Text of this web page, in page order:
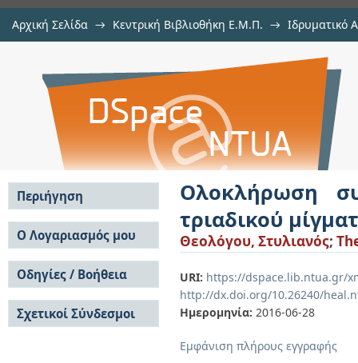
Αρχική Σελίδα → Κεντρική Βιβλιοθήκη Ε.Μ.Π. → Ιδρυματικό
Ολοκλήρωση συστημάτων
βιοδιυλιστηρίου μικροφύκης
Ολοκλήρωση
τριαδικού
Θεολόγου, Στυλιανός;
URI: https://dspace.lib.ntua.gr/
http://dx.doi.org/10.26240/
Ημερομηνία: 2016-06-28
Εμφάνιση πλήρους εγγραφής
Περιήγηση
Σε όλο το DSpace
Κοινότητες & Συλλογές
Ανά Ημερομηνία
Έκδοσης
Συγγραφείς
Τίτλοι
Θέματα
Ο Λογαριασμός μου
Σύνδεση
Εγγραφή
Οδηγίες / Βοήθεια
Οδηγίες Υποβολής
Οδηγίες Χρήσης ΙΑ
Συχνές Ερωτήσεις
Σχετικοί Σύνδεσμοι